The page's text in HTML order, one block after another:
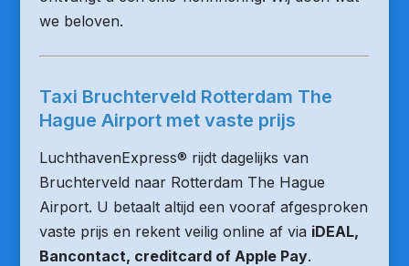
we beloven.
Taxi Bruchterveld Rotterdam The
Hague Airport met vaste prijs
LuchthavenExpress® rijdt dagelijks van
Bruchterveld naar Rotterdam The Hague
Airport. U betaalt altijd een vooraf afgesproken
vaste prijs en rekent veilig online af via iDEAL,
Bancontact, creditcard of Apple Pay.